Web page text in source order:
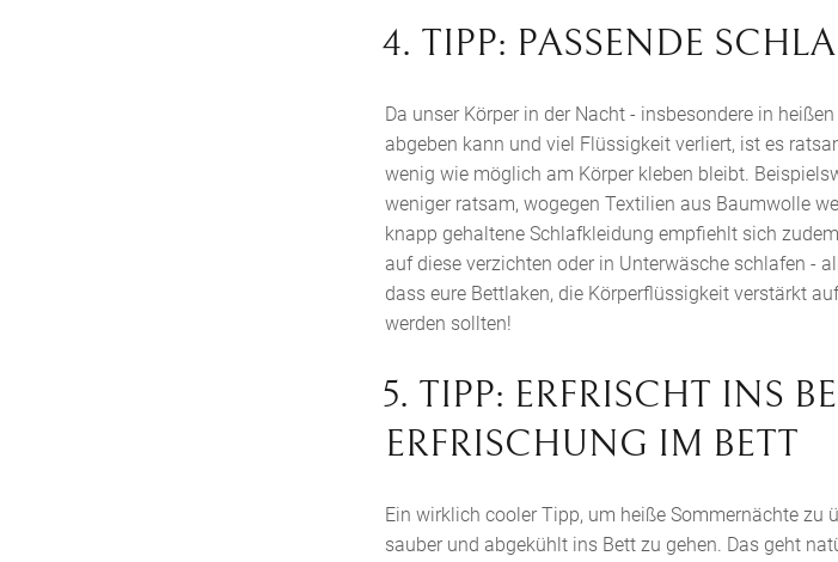
4. TIPP: PASSENDE
Da unser Körper in der Nacht - insbesondere in
abgeben kann und viel Flüssigkeit verliert, ist es
wenig wie möglich am Körper kleben bleibt.
weniger ratsam, wogegen Textilien aus Baumwolle
knapp gehaltene Schlafkleidung empfiehlt sich
auf diese verzichten oder in Unterwäsche schlafen -
dass eure Bettlaken, die Körperflüssigkeit verstärkt
werden sollten!
5. TIPP: ERFRISCHT INS
ERFRISCHUNG IM BETT
Ein wirklich cooler Tipp, um heiße Sommernächte zu
sauber und abgekühlt ins Bett zu gehen. Das geht